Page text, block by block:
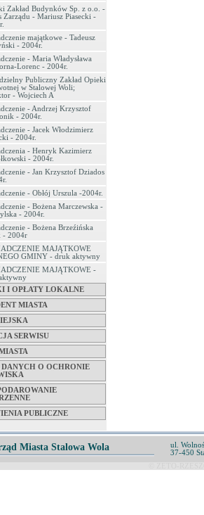
Zakład Budynków Sp. z o.o. -
Zarządu - Mariusz Piasecki -
majątkowe - Tadeusz
- 2004r.
- Maria Władysława
Lorenc - 2004r.
Publiczny Zakład Opieki
w Stalowej Woli;
- Wojciech A
- Andrzej Krzysztof
- 2004r.
- Jacek Włodzimierz
- 2004r.
- Henryk Kazimierz
- 2004r.
- Jan Krzysztof Dziados
- Obłój Urszula -2004r.
- Bożena Marczewska -
- 2004r.
- Bożena Brzeźińska
- 2004r
MAJĄTKOWE
GMINY - druk aktywny
MAJĄTKOWE -
I OPŁATY LOKALNE
MIASTA
SERWISU
O OCHRONIE
PUBLICZNE
Miasta Stalowa Wola
ul.
37-450